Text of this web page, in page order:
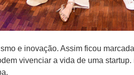
e inovação. Assim ficou
vivenciar a vida de uma